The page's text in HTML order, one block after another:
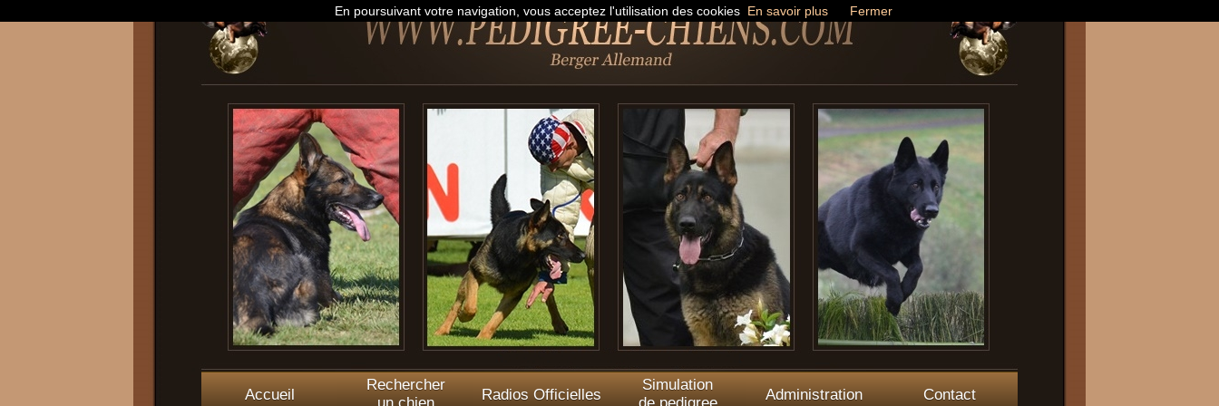
Accueil
Rechercher
Radios Officielles
Simulation
Administration Contact
En poursuivant votre navigation, vous acceptez l'utilisation des cookies En savoir plus Fermer